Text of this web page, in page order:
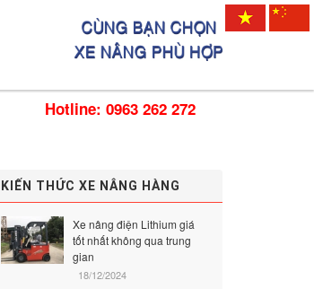
Hotline: 0963 262 272
KIẾN THỨC XE NÂNG HÀNG
Xe nâng điện Lithium giá
tốt nhất không qua trung
gian
18/12/2024